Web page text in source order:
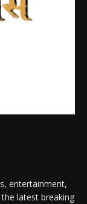
entertainment,
latest breaking